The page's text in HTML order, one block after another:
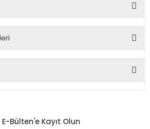
için teşekkür ederiz.
E-Bülten'e Kayıt Olun